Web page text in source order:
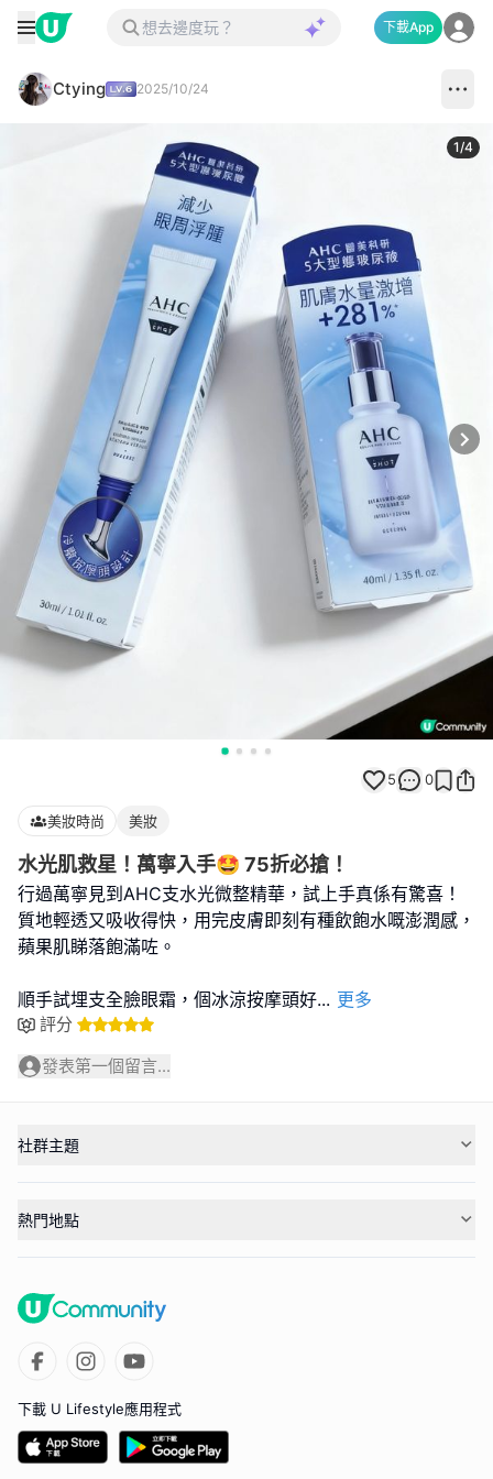
下載App
Ctying 2025/10/24
1/4
5 0
美妝時尚 美妝
水光肌救星！萬寧入手🤩 75折必搶！
行過萬寧見到AHC支水光微整精華，試上手真係有驚喜！
質地輕透又吸收得快，用完皮膚即刻有種飲飽水嘅澎潤感，
蘋果肌睇落飽滿咗。
順手試埋支全臉眼霜，個冰涼按摩頭好... 更多
評分
發表第一個留言...
社群主題
熱門地點
下載 U Lifestyle應用程式